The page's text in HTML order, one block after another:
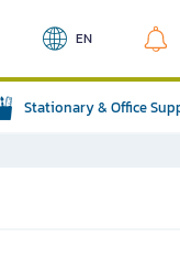
EN
Stationary & Office